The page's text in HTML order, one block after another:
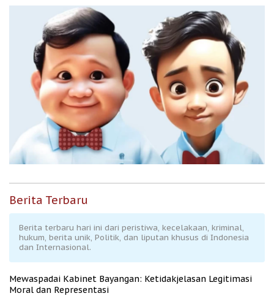
Berita Terbaru
Berita terbaru hari ini dari peristiwa, kecelakaan, kriminal,
hukum, berita unik, Politik, dan liputan khusus di Indonesia
dan Internasional.
Mewaspadai Kabinet Bayangan: Ketidakjelasan Legitimasi
Moral dan Representasi